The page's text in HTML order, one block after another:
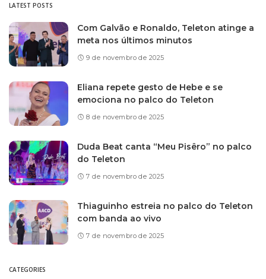
LATEST POSTS
Com Galvão e Ronaldo, Teleton atinge a
meta nos últimos minutos
9 de novembro de 2025
Eliana repete gesto de Hebe e se
emociona no palco do Teleton
8 de novembro de 2025
Duda Beat canta “Meu Pisêro” no palco
do Teleton
7 de novembro de 2025
Thiaguinho estreia no palco do Teleton
com banda ao vivo
7 de novembro de 2025
CATEGORIES